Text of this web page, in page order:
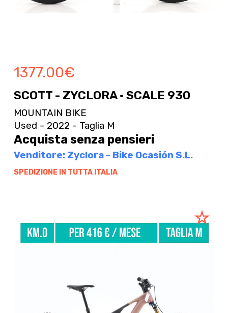
1377.00€
SCOTT - ZYCLORA · SCALE 930
MOUNTAIN BIKE
Used - 2022 - Taglia M
Acquista senza pensieri
Venditore: Zyclora - Bike Ocasión S.L.
SPEDIZIONE IN TUTTA ITALIA